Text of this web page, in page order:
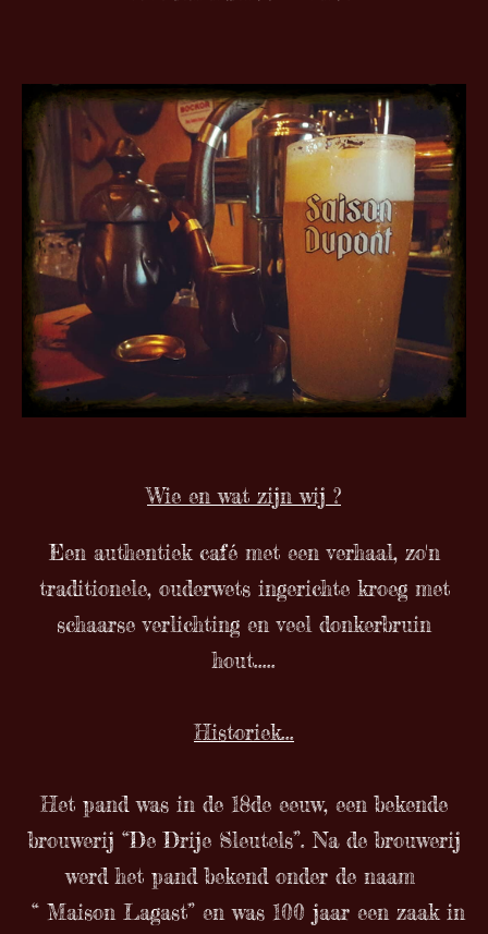
Wie en wat zijn wij ?
Een authentiek café met een verhaal, zo'n
traditionele, ouderwets ingerichte kroeg met
schaarse verlichting en veel donkerbruin
hout.....
Historiek...
Het pand was in de 18de eeuw, een bekende
brouwerij “De Drije Sleutels”. Na de brouwerij
werd het pand bekend onder de naam
“ Maison Lagast” en was 100 jaar een zaak in